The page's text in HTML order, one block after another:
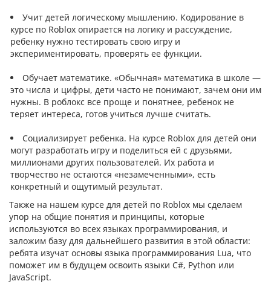
Учит детей логическому мышлению. Кодирование в
курсе по Roblox опирается на логику и рассуждение,
ребенку нужно тестировать свою игру и
экспериментировать, проверять ее функции.
Обучает математике. «‎Обычная» математика в школе —
это числа и цифры, дети часто не понимают, зачем они им
нужны. В роблокс все проще и понятнее, ребенок не
теряет интереса, готов учиться лучше считать.
Социализирует ребенка. На курсе Roblox для детей они
могут разработать игру и поделиться ей с друзьями,
миллионами других пользователей. Их работа и
творчество не остаются «‎незамеченными», есть
конкретный и ощутимый результат.
Также на нашем курсе для детей по Roblox мы сделаем
упор на общие понятия и принципы, которые
используются во всех языках программирования, и
заложим базу для дальнейшего развития в этой области:
ребята изучат основы языка программирования Lua, что
поможет им в будущем освоить языки C#, Python или
JavaScript.